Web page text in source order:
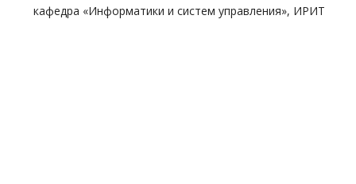
кафедра «Информатики и систем управления», ИРИТ